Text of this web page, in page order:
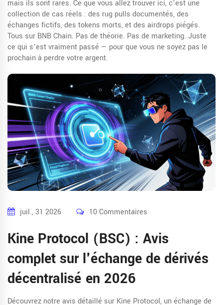
mais ils sont rares. Ce que vous allez trouver ici, c’est une
collection de cas réels : des rug pulls documentés, des
échanges fictifs, des tokens morts, et des airdrops piégés.
Tous sur BNB Chain. Pas de théorie. Pas de marketing. Juste
ce qui s’est vraiment passé — pour que vous ne soyez pas le
prochain à perdre votre argent.
juil., 31 2026 10 Commentaires
Kine Protocol (BSC) : Avis
complet sur l'échange de dérivés
décentralisé en 2026
Découvrez notre avis détaillé sur Kine Protocol, un échange de